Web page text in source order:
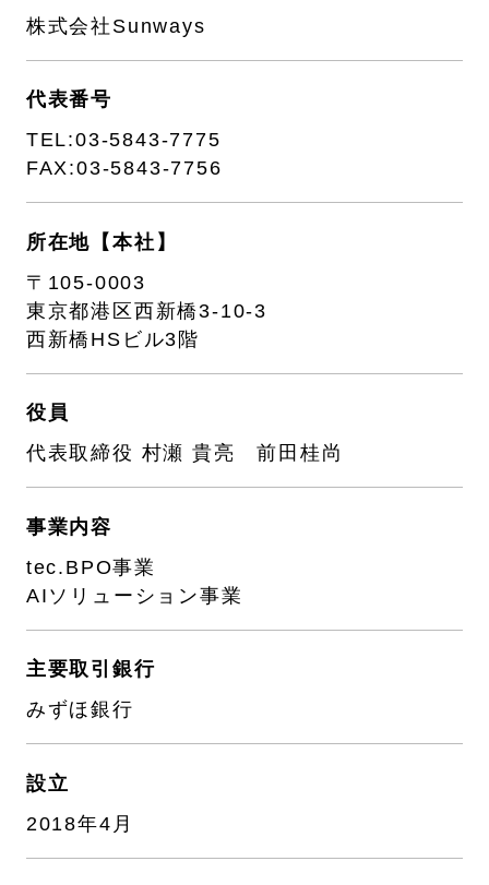
株式会社Sunways
代表番号
TEL:03-5843-7775
FAX:03-5843-7756
所在地【本社】
〒105-0003
東京都港区西新橋3-10-3
西新橋HSビル3階
役員
代表取締役 村瀬 貴亮 前田桂尚
事業内容
tec.BPO事業
AIソリューション事業
主要取引銀行
みずほ銀行
設立
2018年4月